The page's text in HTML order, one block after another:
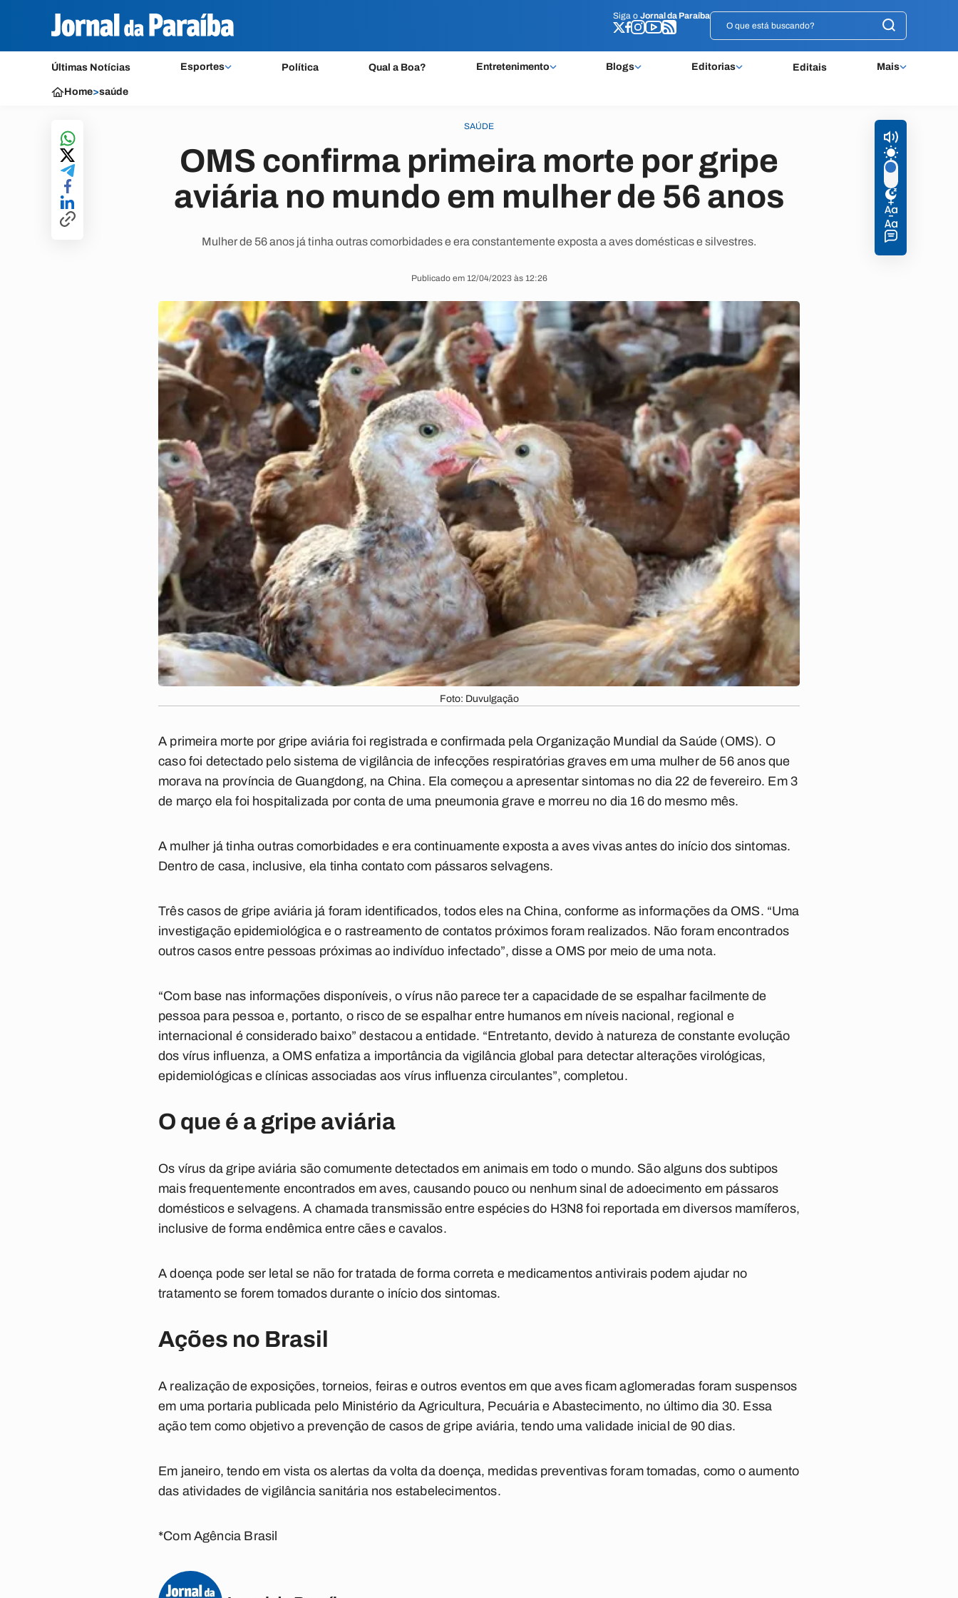
Siga o Jornal da Paraíba
Últimas Notícias Esportes Política Qual a Boa? Entretenimento Blogs Editorias Editais Mais
Siga o Jornal da Paraíba
Home>saúde
SAÚDE
OMS confirma primeira morte por gripe
aviária no mundo em mulher de 56 anos
Mulher de 56 anos já tinha outras comorbidades e era constantemente exposta a aves domésticas e silvestres.
Publicado em 12/04/2023 às 12:26
Foto: Duvulgação
A primeira morte por gripe aviária foi registrada e confirmada pela Organização Mundial da Saúde (OMS). O
caso foi detectado pelo sistema de vigilância de infecções respiratórias graves em uma mulher de 56 anos que
morava na província de Guangdong, na China. Ela começou a apresentar sintomas no dia 22 de fevereiro. Em 3
de março ela foi hospitalizada por conta de uma pneumonia grave e morreu no dia 16 do mesmo mês.
A mulher já tinha outras comorbidades e era continuamente exposta a aves vivas antes do início dos sintomas.
Dentro de casa, inclusive, ela tinha contato com pássaros selvagens.
Três casos de gripe aviária já foram identificados, todos eles na China, conforme as informações da OMS. “Uma
investigação epidemiológica e o rastreamento de contatos próximos foram realizados. Não foram encontrados
outros casos entre pessoas próximas ao indivíduo infectado”, disse a OMS por meio de uma nota.
“Com base nas informações disponíveis, o vírus não parece ter a capacidade de se espalhar facilmente de
pessoa para pessoa e, portanto, o risco de se espalhar entre humanos em níveis nacional, regional e
internacional é considerado baixo” destacou a entidade. “Entretanto, devido à natureza de constante evolução
dos vírus influenza, a OMS enfatiza a importância da vigilância global para detectar alterações virológicas,
epidemiológicas e clínicas associadas aos vírus influenza circulantes”, completou.
O que é a gripe aviária
Os vírus da gripe aviária são comumente detectados em animais em todo o mundo. São alguns dos subtipos
mais frequentemente encontrados em aves, causando pouco ou nenhum sinal de adoecimento em pássaros
domésticos e selvagens. A chamada transmissão entre espécies do H3N8 foi reportada em diversos mamíferos,
inclusive de forma endêmica entre cães e cavalos.
A doença pode ser letal se não for tratada de forma correta e medicamentos antivirais podem ajudar no
tratamento se forem tomados durante o início dos sintomas.
Ações no Brasil
A realização de exposições, torneios, feiras e outros eventos em que aves ficam aglomeradas foram suspensos
em uma portaria publicada pelo Ministério da Agricultura, Pecuária e Abastecimento, no último dia 30. Essa
ação tem como objetivo a prevenção de casos de gripe aviária, tendo uma validade inicial de 90 dias.
Em janeiro, tendo em vista os alertas da volta da doença, medidas preventivas foram tomadas, como o aumento
das atividades de vigilância sanitária nos estabelecimentos.
*Com Agência Brasil